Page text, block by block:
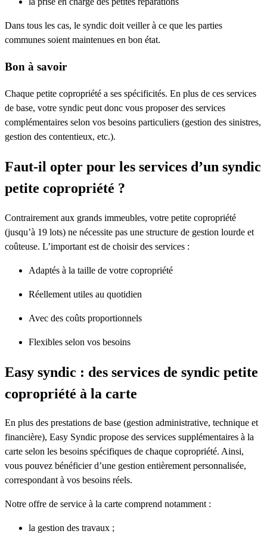
Dans tous les cas, le syndic doit veiller à ce que les parties
communes soient maintenues en bon état.
Bon à savoir
Chaque petite copropriété a ses spécificités. En plus de ces services
de base, votre syndic peut donc vous proposer des services
complémentaires selon vos besoins particuliers (gestion des sinistres,
gestion des contentieux, etc.).
Faut-il opter pour les services d’un syndic
petite copropriété ?
Contrairement aux grands immeubles, votre petite copropriété
(jusqu’à 19 lots) ne nécessite pas une structure de gestion lourde et
coûteuse. L’important est de choisir des services :
Adaptés à la taille de votre copropriété
Réellement utiles au quotidien
Avec des coûts proportionnels
Flexibles selon vos besoins
Easy syndic : des services de syndic petite
copropriété à la carte
En plus des prestations de base (gestion administrative, technique et
financière), Easy Syndic propose des services supplémentaires à la
carte selon les besoins spécifiques de chaque copropriété. Ainsi,
vous pouvez bénéficier d’une gestion entièrement personnalisée,
correspondant à vos besoins réels.
Notre offre de service à la carte comprend notamment :
la gestion des travaux ;